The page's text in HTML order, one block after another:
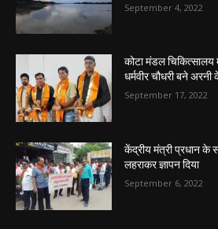
September 4, 2022
कोटा मंडल चिकित्सालय
धर्मवीर चौधरी बने अरनी
September 17, 2022
केंद्रीय मंत्री प्रधान के
लहराकर ज्ञापन दिया
September 6, 2022